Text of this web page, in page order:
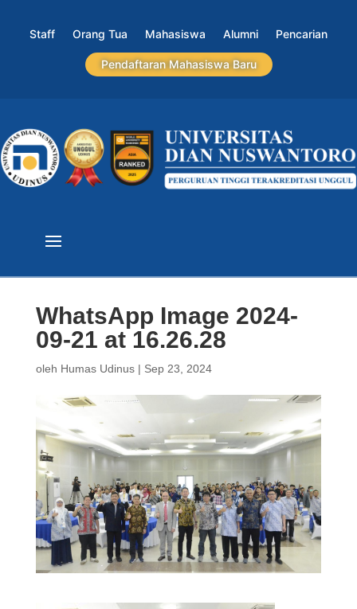
Staff Orang Tua Mahasiswa Alumni Pencarian
Pendaftaran Mahasiswa Baru
WhatsApp Image 2024-
09-21 at 16.26.28
oleh Humas Udinus| Sep 23, 2024